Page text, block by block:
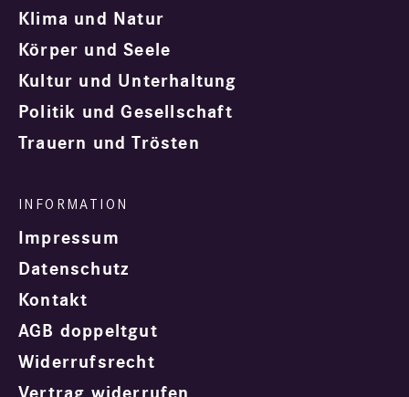
Klima und Natur
Körper und Seele
Kultur und Unterhaltung
Politik und Gesellschaft
Trauern und Trösten
Impressum
Datenschutz
Kontakt
AGB doppeltgut
Widerrufsrecht